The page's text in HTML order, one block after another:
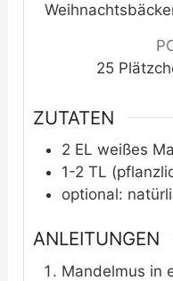
25
ZUTATEN
2 EL weißes
1-2 TL
optional:
ANLEITUNGEN
Mandelmus in